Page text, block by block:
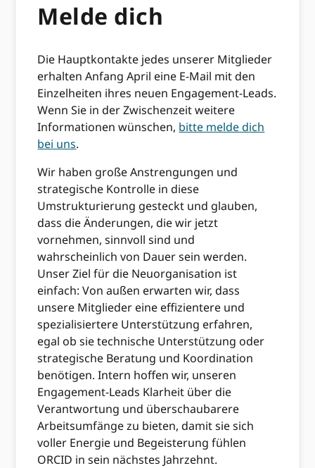
Melde dich
Die Hauptkontakte jedes unserer Mitglieder
erhalten Anfang April eine E-Mail mit den
Einzelheiten ihres neuen Engagement-Leads.
Wenn Sie in der Zwischenzeit weitere
Informationen wünschen, bitte melde dich
bei uns.
Wir haben große Anstrengungen und
strategische Kontrolle in diese
Umstrukturierung gesteckt und glauben,
dass die Änderungen, die wir jetzt
vornehmen, sinnvoll sind und
wahrscheinlich von Dauer sein werden.
Unser Ziel für die Neuorganisation ist
einfach: Von außen erwarten wir, dass
unsere Mitglieder eine effizientere und
spezialisiertere Unterstützung erfahren,
egal ob sie technische Unterstützung oder
strategische Beratung und Koordination
benötigen. Intern hoffen wir, unseren
Engagement-Leads Klarheit über die
Verantwortung und überschaubarere
Arbeitsumfänge zu bieten, damit sie sich
voller Energie und Begeisterung fühlen
ORCID in sein nächstes Jahrzehnt.